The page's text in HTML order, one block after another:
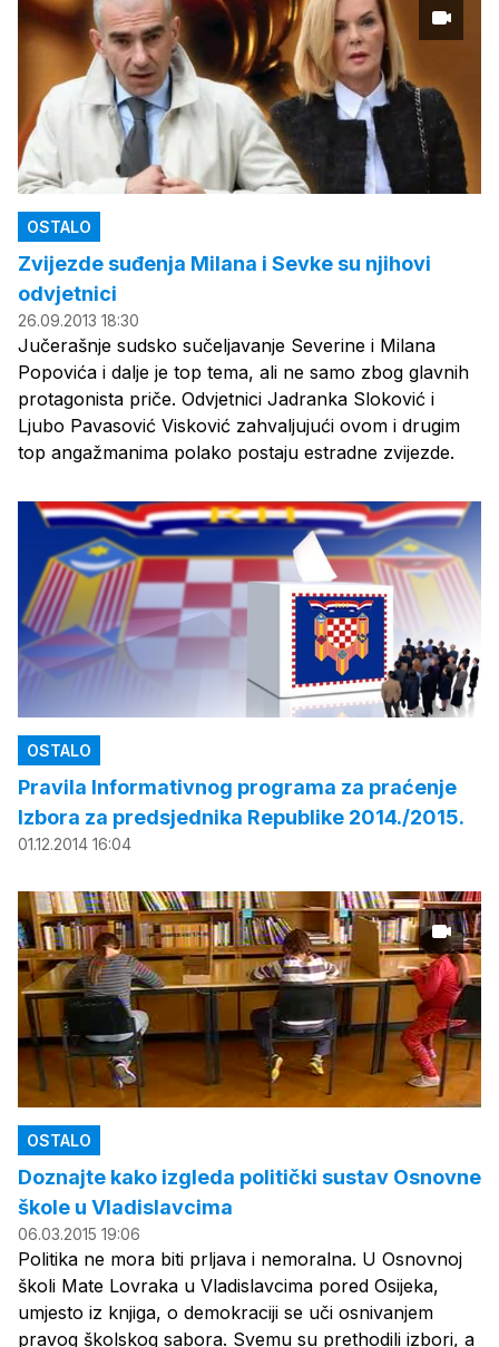
OSTALO
Zvijezde suđenja Milana i Sevke su njihovi
odvjetnici
26.09.2013 18:30
Jučerašnje sudsko sučeljavanje Severine i Milana
Popovića i dalje je top tema, ali ne samo zbog glavnih
protagonista priče. Odvjetnici Jadranka Sloković i
Ljubo Pavasović Visković zahvaljujući ovom i drugim
top angažmanima polako postaju estradne zvijezde.
OSTALO
Pravila Informativnog programa za praćenje
Izbora za predsjednika Republike 2014./2015.
01.12.2014 16:04
OSTALO
Doznajte kako izgleda politički sustav Osnovne
škole u Vladislavcima
06.03.2015 19:06
Politika ne mora biti prljava i nemoralna. U Osnovnoj
školi Mate Lovraka u Vladislavcima pored Osijeka,
umjesto iz knjiga, o demokraciji se uči osnivanjem
pravog školskog sabora. Svemu su prethodili izbori, a